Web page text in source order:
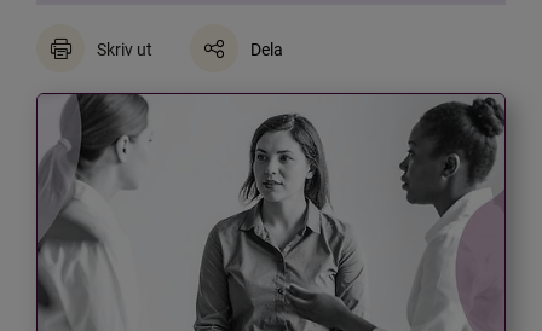
Skriv ut Dela